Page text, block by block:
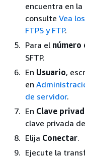
encuentra en la
consulte Vea
FTPS y FTP.
Para el número
SFTP.
En Usuario,
en
de servidor.
En Clave
clave privada
Elija Conectar.
Ejecute la